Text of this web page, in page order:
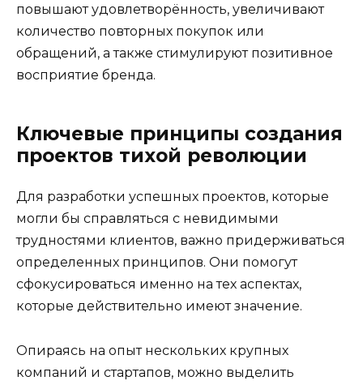
повышают удовлетворённость, увеличивают
количество повторных покупок или
обращений, а также стимулируют позитивное
восприятие бренда.
Ключевые принципы создания
проектов тихой революции
Для разработки успешных проектов, которые
могли бы справляться с невидимыми
трудностями клиентов, важно придерживаться
определенных принципов. Они помогут
сфокусироваться именно на тех аспектах,
которые действительно имеют значение.
Опираясь на опыт нескольких крупных
компаний и стартапов, можно выделить